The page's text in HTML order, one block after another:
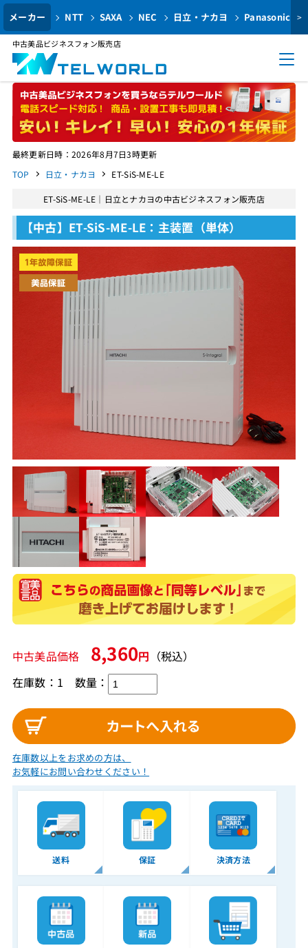
メーカー NTT SAXA NEC 日立・ナカヨ Panasonic >
中古美品ビジネスフォン販売店
最終更新日時：2026年8月7日3時更新
TOP
日立・ナカヨ ET-SiS-ME-LE
ET-SiS-ME-LE｜日立とナカヨの中古ビジネスフォン販売店
【中古】ET-SiS-ME-LE：主装置（単体）
中古美品価格 8,360円 （税込）
在庫数：1 数量：
在庫数以上をお求めの方は、
お気軽にお問い合わせください！
送料 保証 決済方法